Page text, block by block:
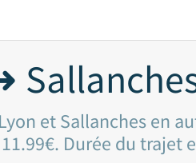
et Sallanches en
Durée du trajet